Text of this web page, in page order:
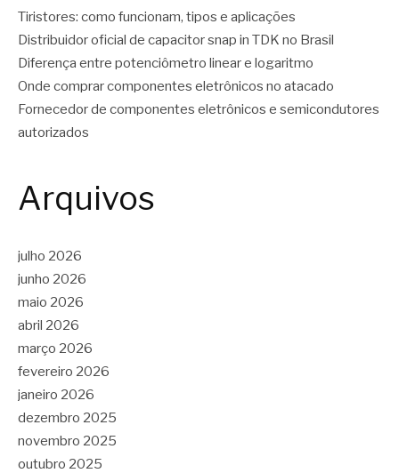
Tiristores: como funcionam, tipos e aplicações
Distribuidor oficial de capacitor snap in TDK no Brasil
Diferença entre potenciômetro linear e logaritmo
Onde comprar componentes eletrônicos no atacado
Fornecedor de componentes eletrônicos e semicondutores
autorizados
Arquivos
julho 2026
junho 2026
maio 2026
abril 2026
março 2026
fevereiro 2026
janeiro 2026
dezembro 2025
novembro 2025
outubro 2025